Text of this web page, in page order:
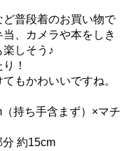
普段着のお買い物で
、カメラや本をしき
しそう♪
！
もかわいいですね。
持ち手含まず）×マチ
約15cm